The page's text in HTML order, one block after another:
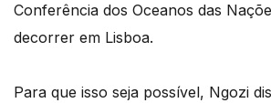
Conferência dos Oceanos das
decorrer em Lisboa.
Para que isso seja possível, Ngozi